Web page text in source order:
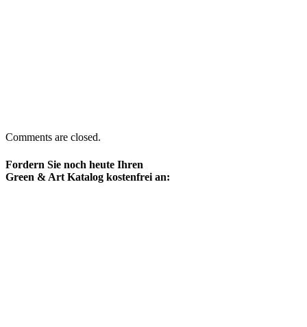
Comments are closed.
Fordern Sie noch heute Ihren
Green & Art Katalog kostenfrei an: